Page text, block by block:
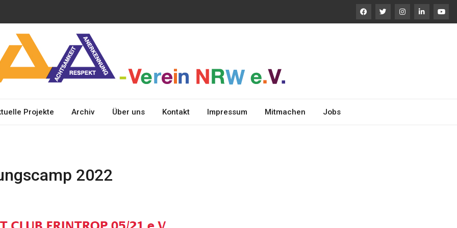
Projekte Archiv Über uns Kontakt Impressum Mitmachen Jobs
2022